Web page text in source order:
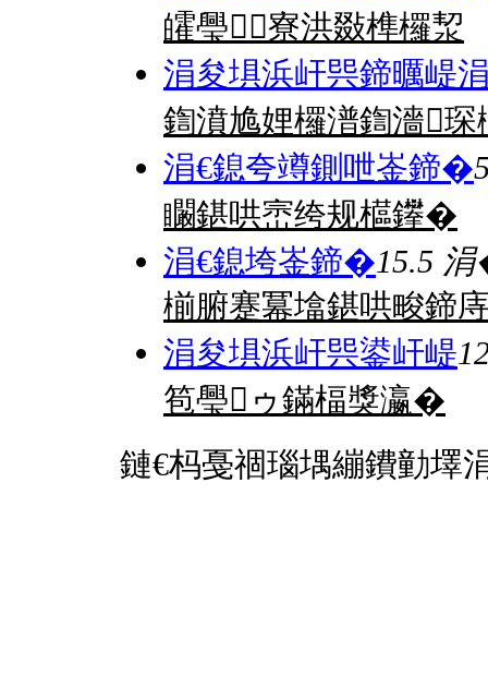
皬璺寮洪敠榫欏洯
涓夋埧浜屽巺鍗曞崼
鍧濆尯娌欏潽鍧濇
涓€鎴夸竴鍘呭崟鍗�
矙鍖哄崈绔规櫙鑻�
涓€鎴垮崟鍗�15.5
椾腑蹇冪墖鍖哄畯鍗
涓夋埧浜屽巺鍙屽崼
笣璺ゥ鏋楅獎瀛�
鏈€杩戞祻瑙堣繃鐨勭墿